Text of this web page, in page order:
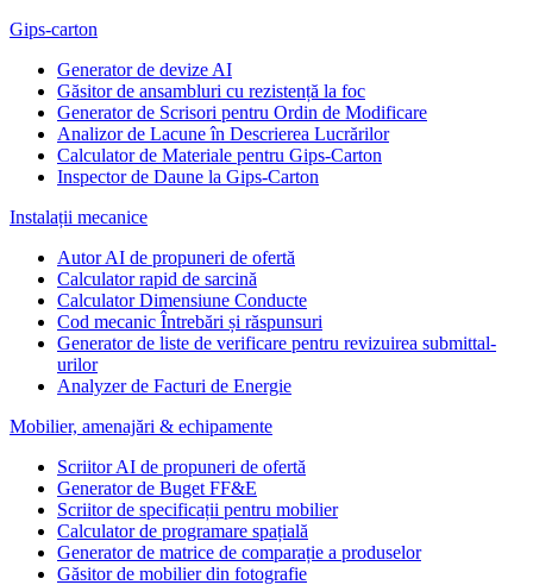
Gips-carton
Generator de devize AI
Găsitor de ansambluri cu rezistență la foc
Generator de Scrisori pentru Ordin de Modificare
Analizor de Lacune în Descrierea Lucrărilor
Calculator de Materiale pentru Gips-Carton
Inspector de Daune la Gips-Carton
Instalații mecanice
Autor AI de propuneri de ofertă
Calculator rapid de sarcină
Calculator Dimensiune Conducte
Cod mecanic Întrebări și răspunsuri
Generator de liste de verificare pentru revizuirea submittal-
urilor
Analyzer de Facturi de Energie
Mobilier, amenajări & echipamente
Scriitor AI de propuneri de ofertă
Generator de Buget FF&E
Scriitor de specificații pentru mobilier
Calculator de programare spațială
Generator de matrice de comparație a produselor
Găsitor de mobilier din fotografie